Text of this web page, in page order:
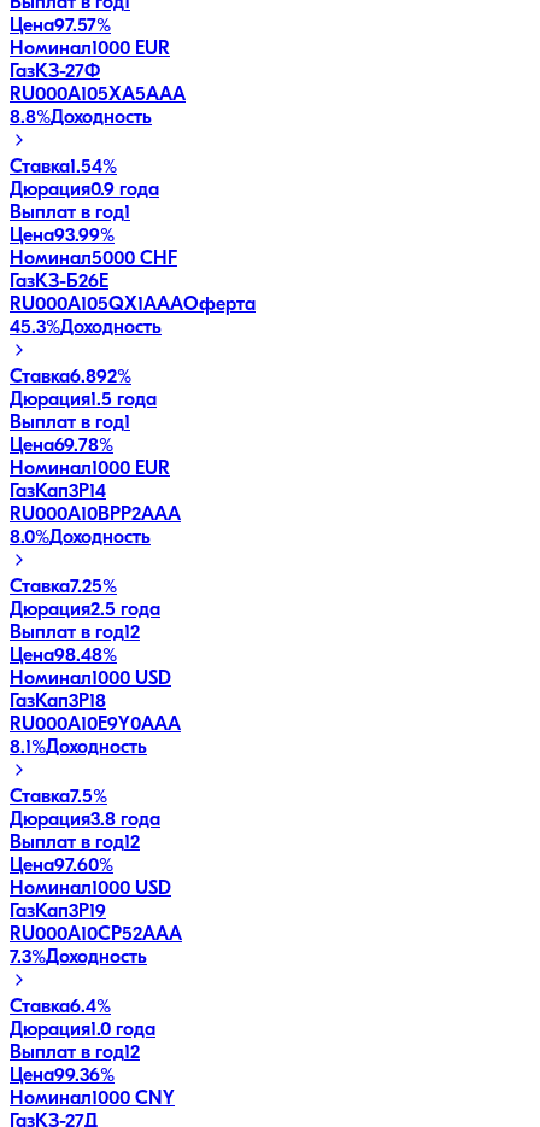
Цена97.57%
Номинал1000 EUR
ГазКЗ-27Ф
RU000A105XA5AAA
8.8%Доходность
Ставка1.54%
Дюрация0.9 года
Выплат в год1
Цена93.99%
Номинал5000 CHF
ГазКЗ-Б26Е
RU000A105QX1AAAОферта
45.3%Доходность
Ставка6.892%
Дюрация1.5 года
Выплат в год1
Цена69.78%
Номинал1000 EUR
ГазКап3P14
RU000A10BPP2AAA
8.0%Доходность
Ставка7.25%
Дюрация2.5 года
Выплат в год12
Цена98.48%
Номинал1000 USD
ГазКап3P18
RU000A10E9Y0AAA
8.1%Доходность
Ставка7.5%
Дюрация3.8 года
Выплат в год12
Цена97.60%
Номинал1000 USD
ГазКап3P19
RU000A10CP52AAA
7.3%Доходность
Ставка6.4%
Дюрация1.0 года
Выплат в год12
Цена99.36%
Номинал1000 CNY
ГазКЗ-27Д